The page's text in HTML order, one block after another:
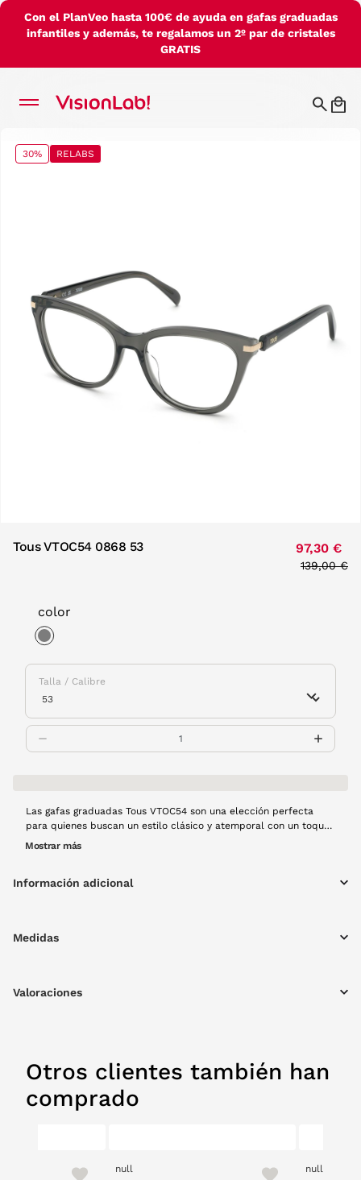
Con el PlanVeo hasta 100€ de ayuda en gafas graduadas
infantiles y además, te regalamos un 2º par de cristales
GRATIS
30% RELABS
Tous VTOC54 0868 53 97,30 €
Price
139,00 €
color
Talla / Calibre
Las gafas graduadas Tous VTOC54 son una elección perfecta
para quienes buscan un estilo clásico y atemporal con un toque
de modernidad. Su diseño ovalado, combinado con una montura
Mostrar más
Información adicional
Medidas
Valoraciones
Otros clientes también han
comprado
null null